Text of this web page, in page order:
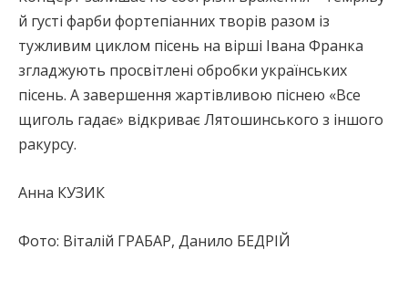
й густі фарби фортепіанних творів разом із
тужливим циклом пісень на вірші Івана Франка
згладжують просвітлені обробки українських
пісень. А завершення жартівливою піснею «Все
щиголь гадає» відкриває Лятошинського з іншого
ракурсу.
Анна КУЗИК
Фото: Віталій ГРАБАР, Данило БЕДРІЙ